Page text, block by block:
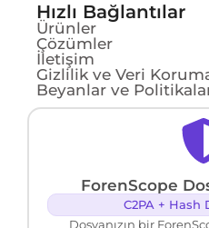
Hızlı Bağlantılar
Ürünler
Çözümler
İletişim
Gizlilik ve Veri
Beyanlar ve
ForenScope
C2PA + Hash
Dosyanızın bir